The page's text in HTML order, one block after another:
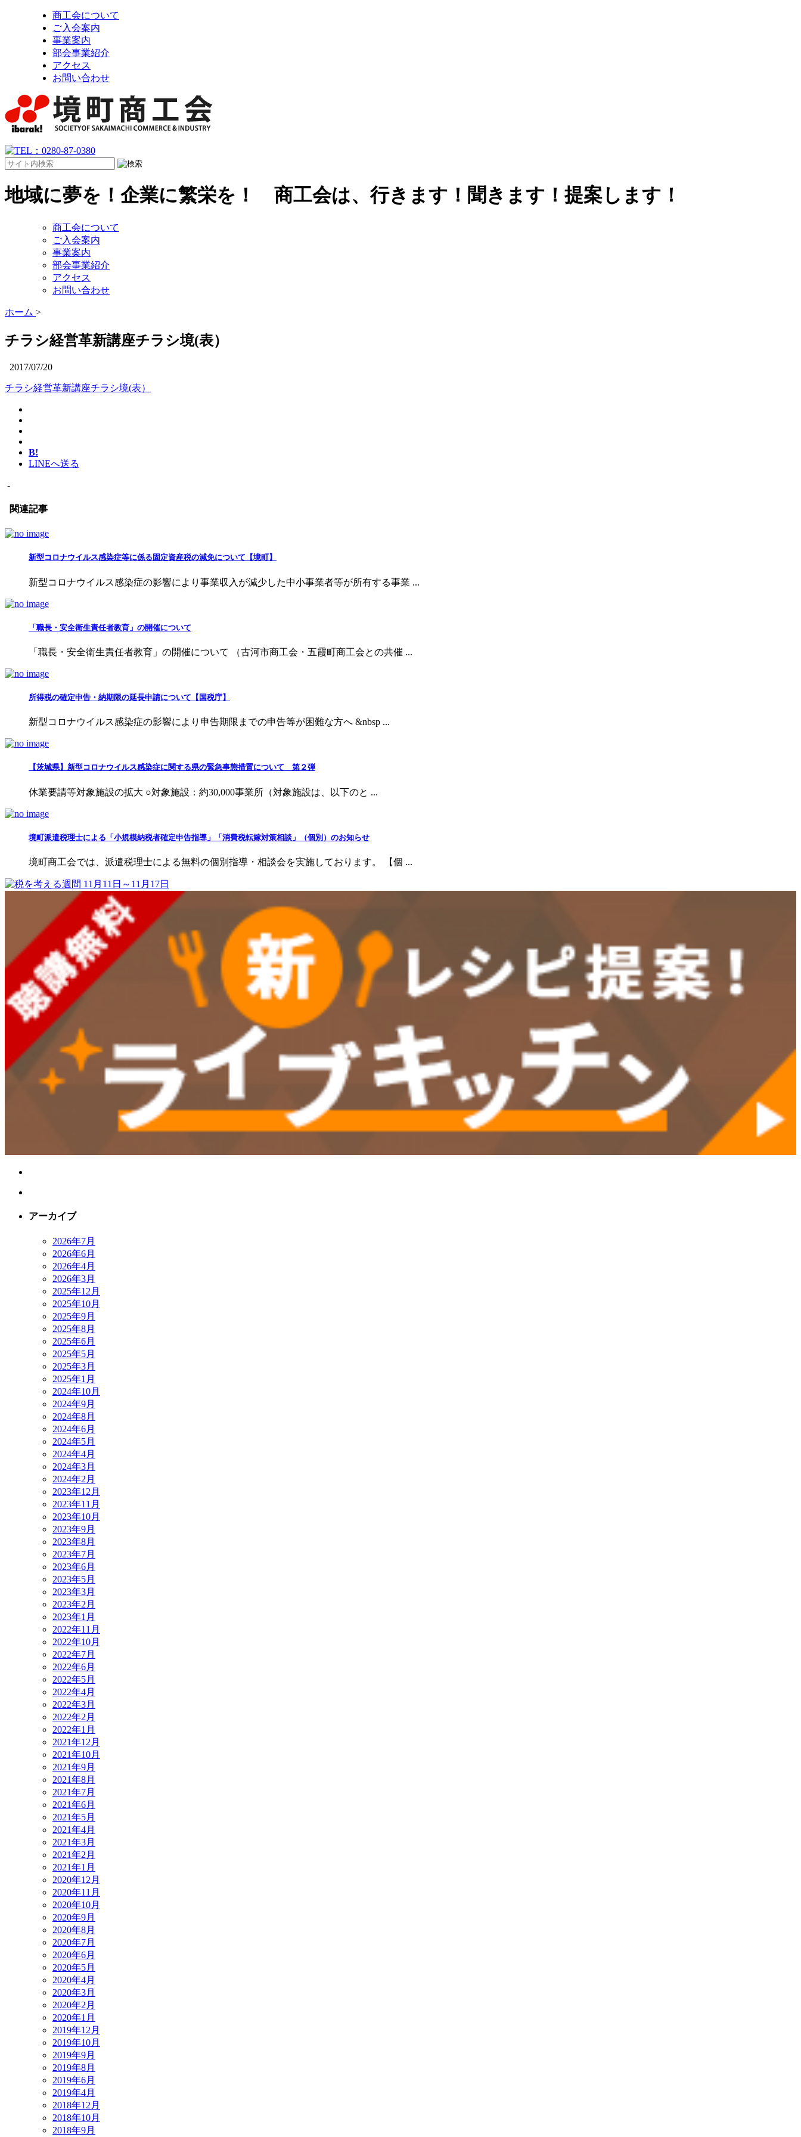
商工会について
ご入会案内
事業案内
部会事業紹介
アクセス
お問い合わせ
地域に夢を！企業に繁栄を！ 商工会は、行きます！聞きます！提案します！
商工会について
ご入会案内
事業案内
部会事業紹介
アクセス
お問い合わせ
ホーム >
チラシ経営革新講座チラシ境(表）
2017/07/20
チラシ経営革新講座チラシ境(表）
B!
LINEへ送る
-
関連記事
新型コロナウイルス感染症等に係る固定資産税の減免について【境町】
新型コロナウイルス感染症の影響により事業収入が減少した中小事業者等が所有する事業 ...
「職長・安全衛生責任者教育」の開催について
「職長・安全衛生責任者教育」の開催について （古河市商工会・五霞町商工会との共催 ...
所得税の確定申告・納期限の延長申請について【国税庁】
新型コロナウイルス感染症の影響により申告期限までの申告等が困難な方へ &nbsp ...
【茨城県】新型コロナウイルス感染症に関する県の緊急事態措置について 第２弾
休業要請等対象施設の拡大 ○対象施設：約30,000事業所（対象施設は、以下のと ...
境町派遣税理士による「小規模納税者確定申告指導」「消費税転嫁対策相談」（個別）のお知らせ
境町商工会では、派遣税理士による無料の個別指導・相談会を実施しております。 【個 ...
アーカイブ
2026年7月
2026年6月
2026年4月
2026年3月
2025年12月
2025年10月
2025年9月
2025年8月
2025年6月
2025年5月
2025年3月
2025年1月
2024年10月
2024年9月
2024年8月
2024年6月
2024年5月
2024年4月
2024年3月
2024年2月
2023年12月
2023年11月
2023年10月
2023年9月
2023年8月
2023年7月
2023年6月
2023年5月
2023年3月
2023年2月
2023年1月
2022年11月
2022年10月
2022年7月
2022年6月
2022年5月
2022年4月
2022年3月
2022年2月
2022年1月
2021年12月
2021年10月
2021年9月
2021年8月
2021年7月
2021年6月
2021年5月
2021年4月
2021年3月
2021年2月
2021年1月
2020年12月
2020年11月
2020年10月
2020年9月
2020年8月
2020年7月
2020年6月
2020年5月
2020年4月
2020年3月
2020年2月
2020年1月
2019年12月
2019年10月
2019年9月
2019年8月
2019年6月
2019年4月
2018年12月
2018年10月
2018年9月